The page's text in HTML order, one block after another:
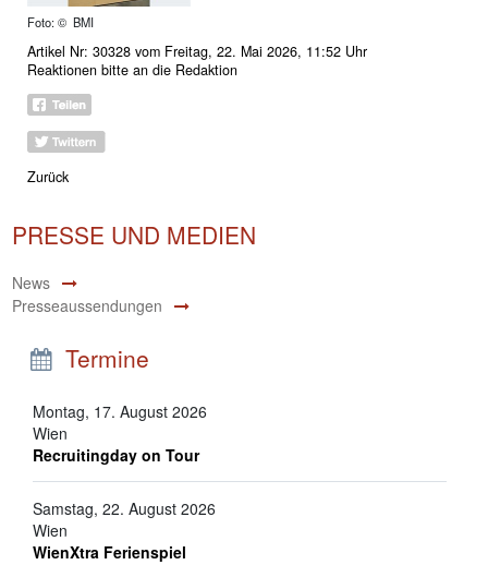
Foto: © BMI
Artikel Nr: 30328 vom Freitag, 22. Mai 2026, 11:52 Uhr
Reaktionen bitte an die Redaktion
Zurück
PRESSE UND MEDIEN
News
Presseaussendungen
Termine
Montag, 17. August 2026
Wien
Recruitingday on Tour
Samstag, 22. August 2026
Wien
WienXtra Ferienspiel